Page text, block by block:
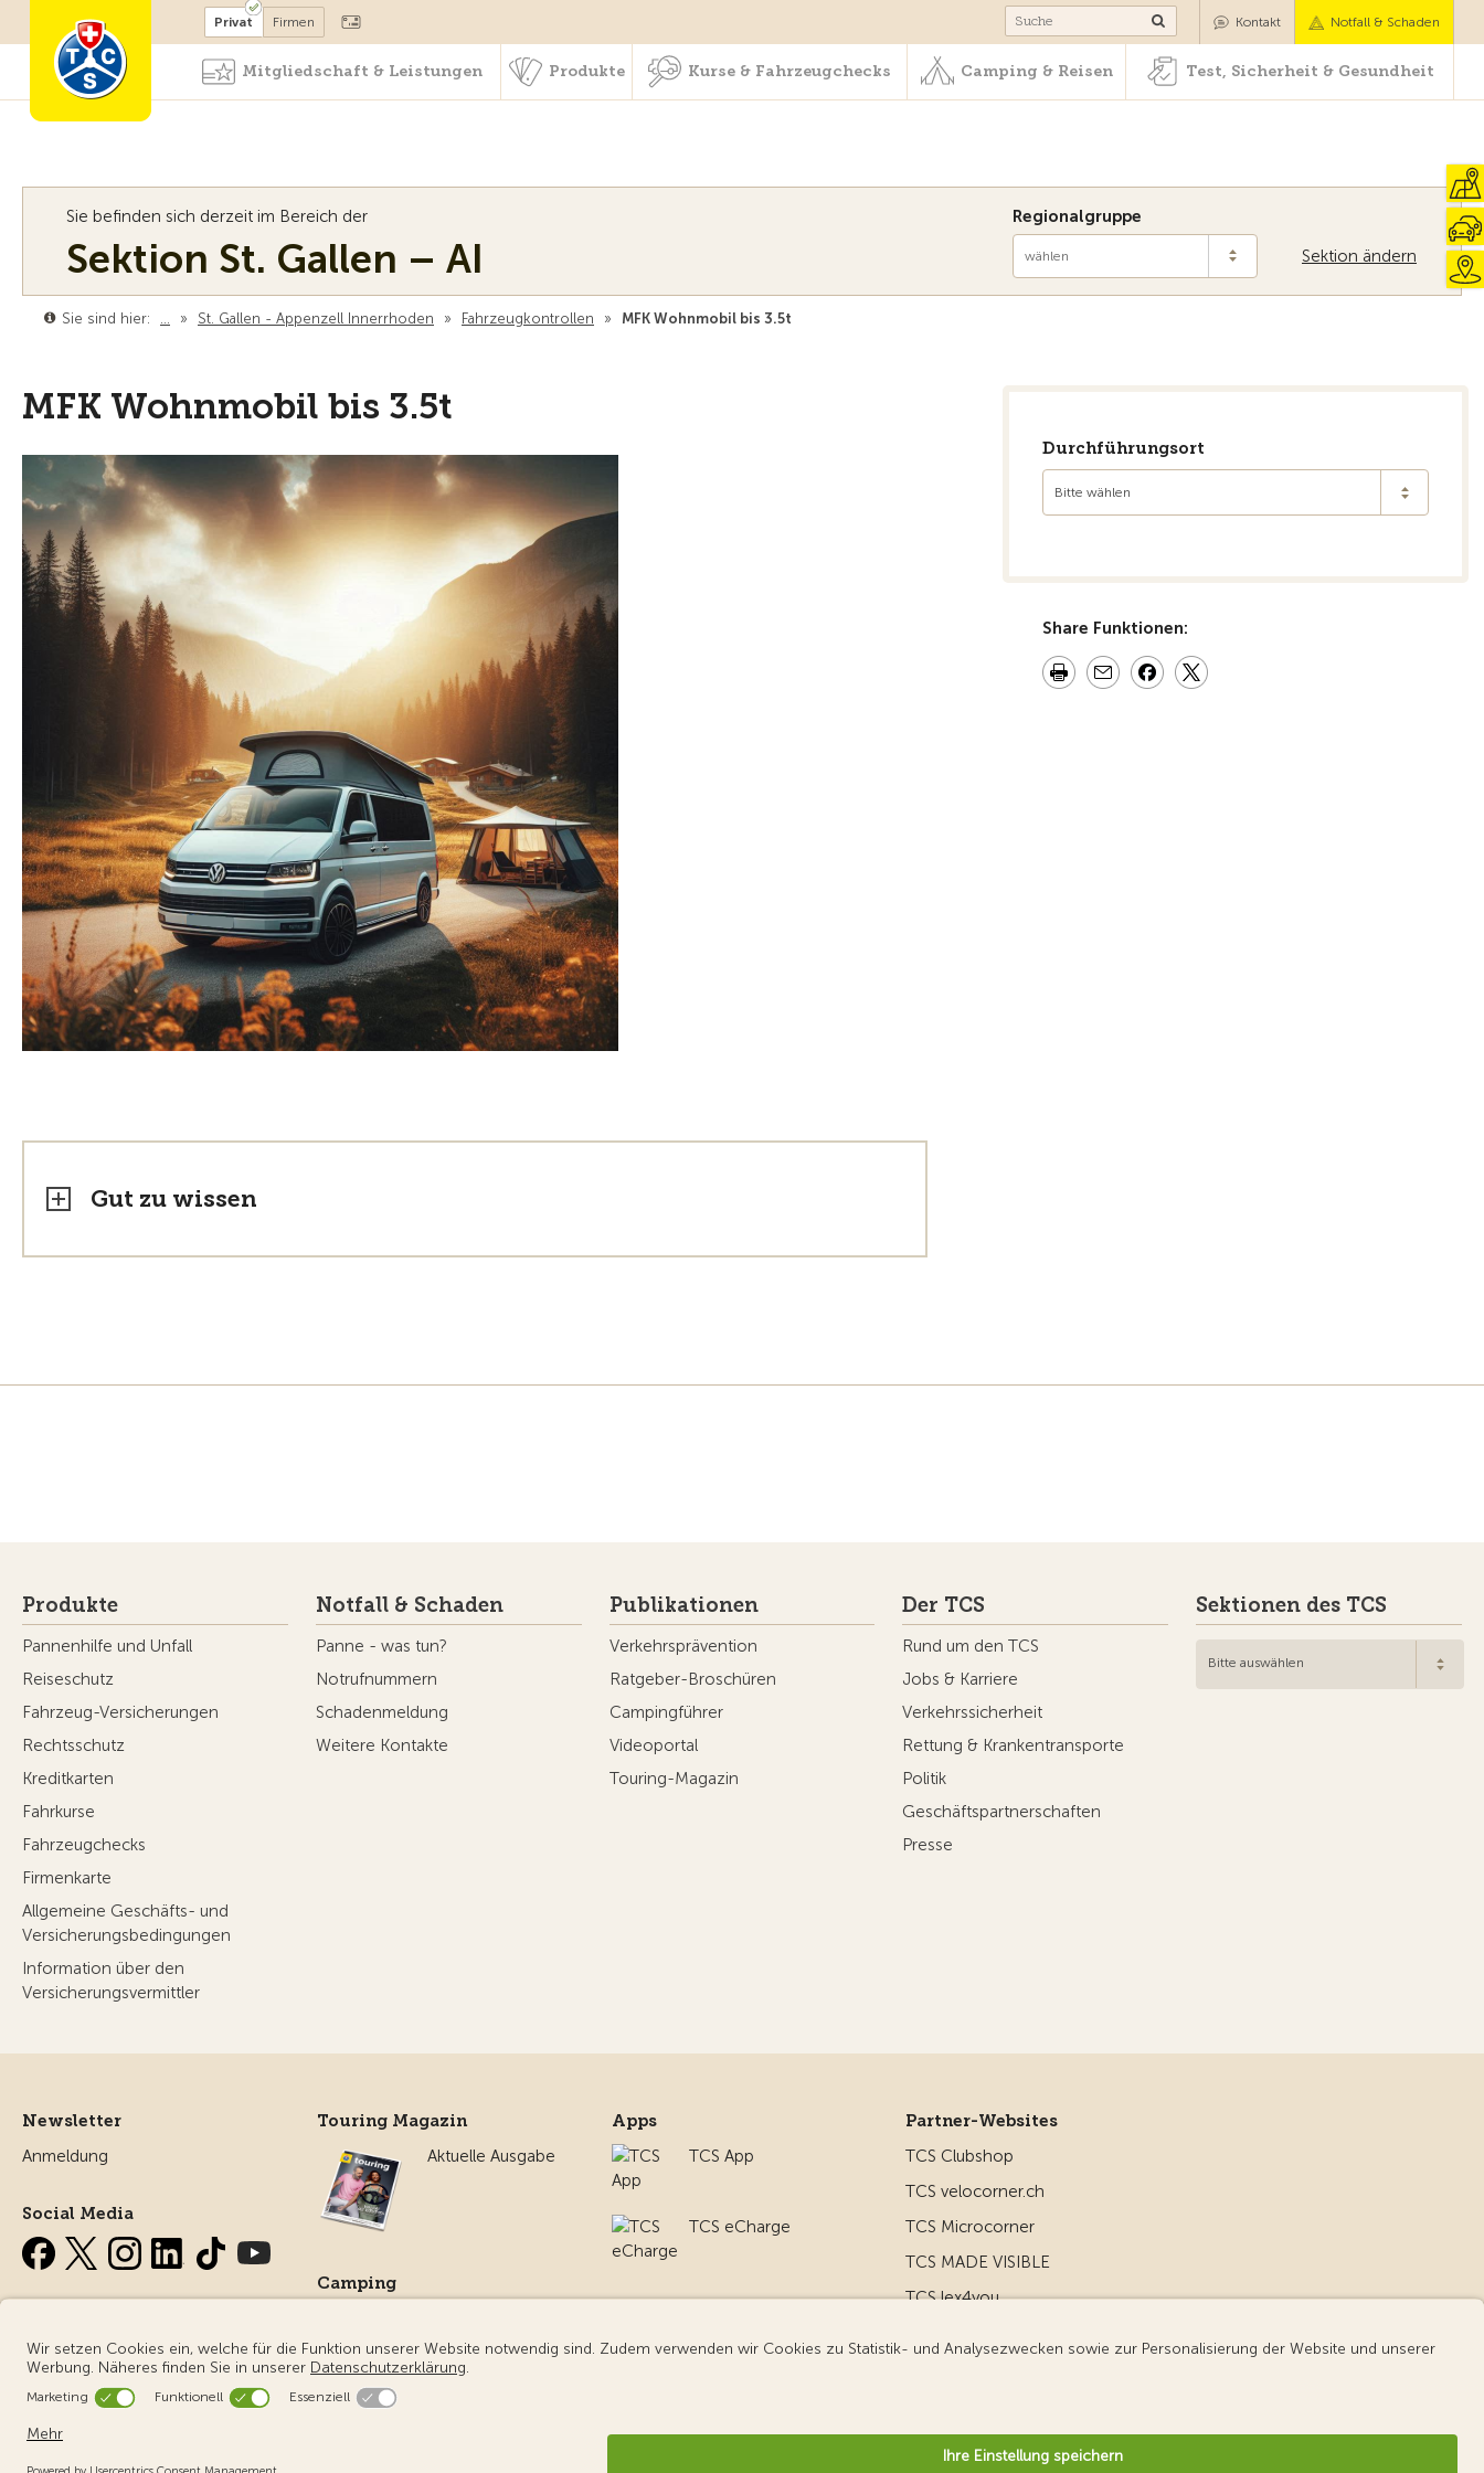
Mitglied werden Camping & Reisen Test, Sicherheit & Gesundheit
Privat Firmen Kontakt Notfall & Schaden
Mitgliedschaft & Leistungen Produkte Kurse & Fahrzeugchecks Camping & Reisen Test, Sicherheit & Gesundheit
Sie befinden sich derzeit im Bereich der
Sektion St. Gallen – AI Sektion ändern
Regionalgruppe
wählen
Sie sind hier: … » St. Gallen - Appenzell Innerrhoden » Fahrzeugkontrollen » MFK Wohnmobil bis 3.5t
MFK Wohnmobil bis 3.5t
Gut zu wissen
Durchführungsort
Bitte wählen
Share Funktionen:
Produkte
Pannenhilfe und Unfall
Reiseschutz
Fahrzeug-Versicherungen
Rechtsschutz
Kreditkarten
Fahrkurse
Fahrzeugchecks
Firmenkarte
Allgemeine Geschäfts- und
Versicherungsbedingungen
Information über den
Versicherungsvermittler
Notfall & Schaden
Panne - was tun?
Notrufnummern
Schadenmeldung
Weitere Kontakte
Publikationen
Verkehrsprävention
Ratgeber-Broschüren
Campingführer
Videoportal
Touring-Magazin
Der TCS
Rund um den TCS
Jobs & Karriere
Verkehrssicherheit
Rettung & Krankentransporte
Politik
Geschäftspartnerschaften
Presse
Sektionen des TCS
Bitte auswählen
Newsletter
Anmeldung
Social Media
Touring Magazin
Aktuelle Ausgabe
Camping
Camping
Apps
TCS App
TCS eCharge
Partner-Websites
TCS Clubshop
TCS velocorner.ch
TCS Microcorner
TCS MADE VISIBLE
TCS lex4you